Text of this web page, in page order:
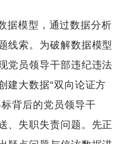
据模型，通过数据分析
线索。为破解数据模型
党员领导干部违纪违法
建大数据“双向论证方
背后的党员领导干
、失职失责问题。先正